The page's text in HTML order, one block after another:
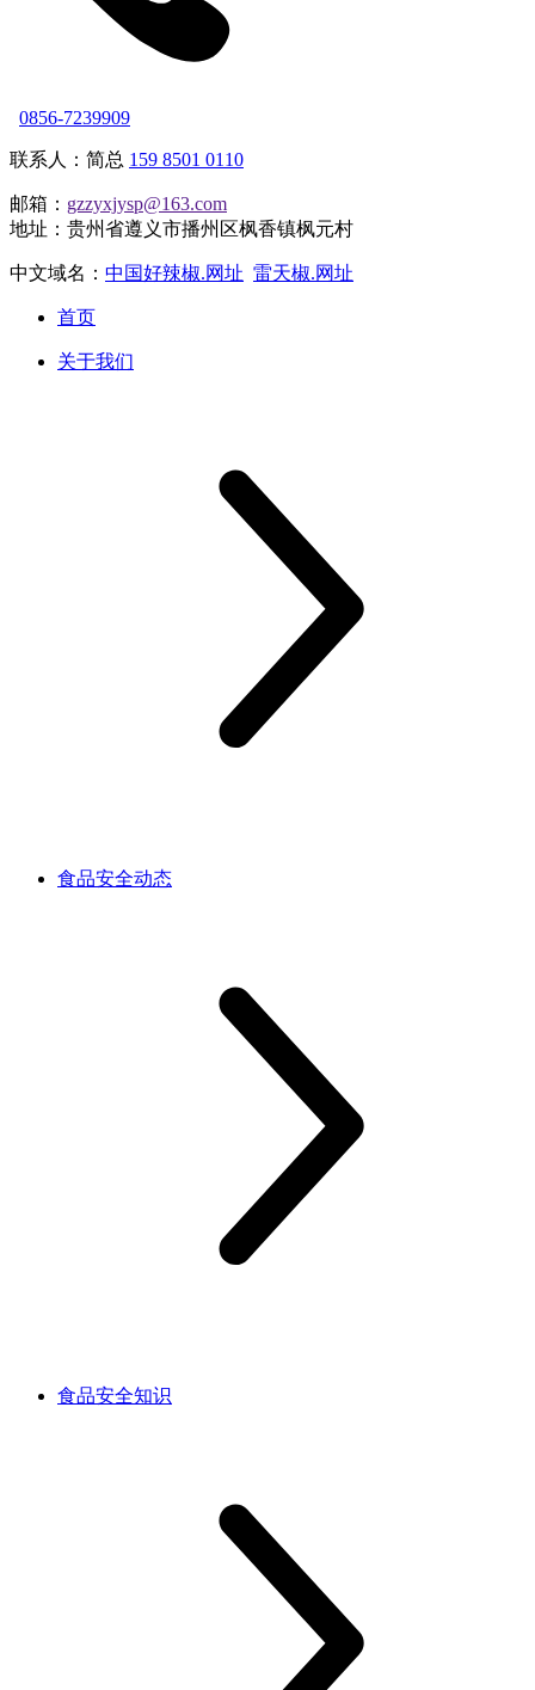
0856-7239909
联系人：简总 159 8501 0110
邮箱： gzzyxjysp@163.com
地址：贵州省遵义市播州区枫香镇枫元村
中文域名： 中国好辣椒.网址 雷天椒.网址
首页
关于我们
食品安全动态
食品安全知识